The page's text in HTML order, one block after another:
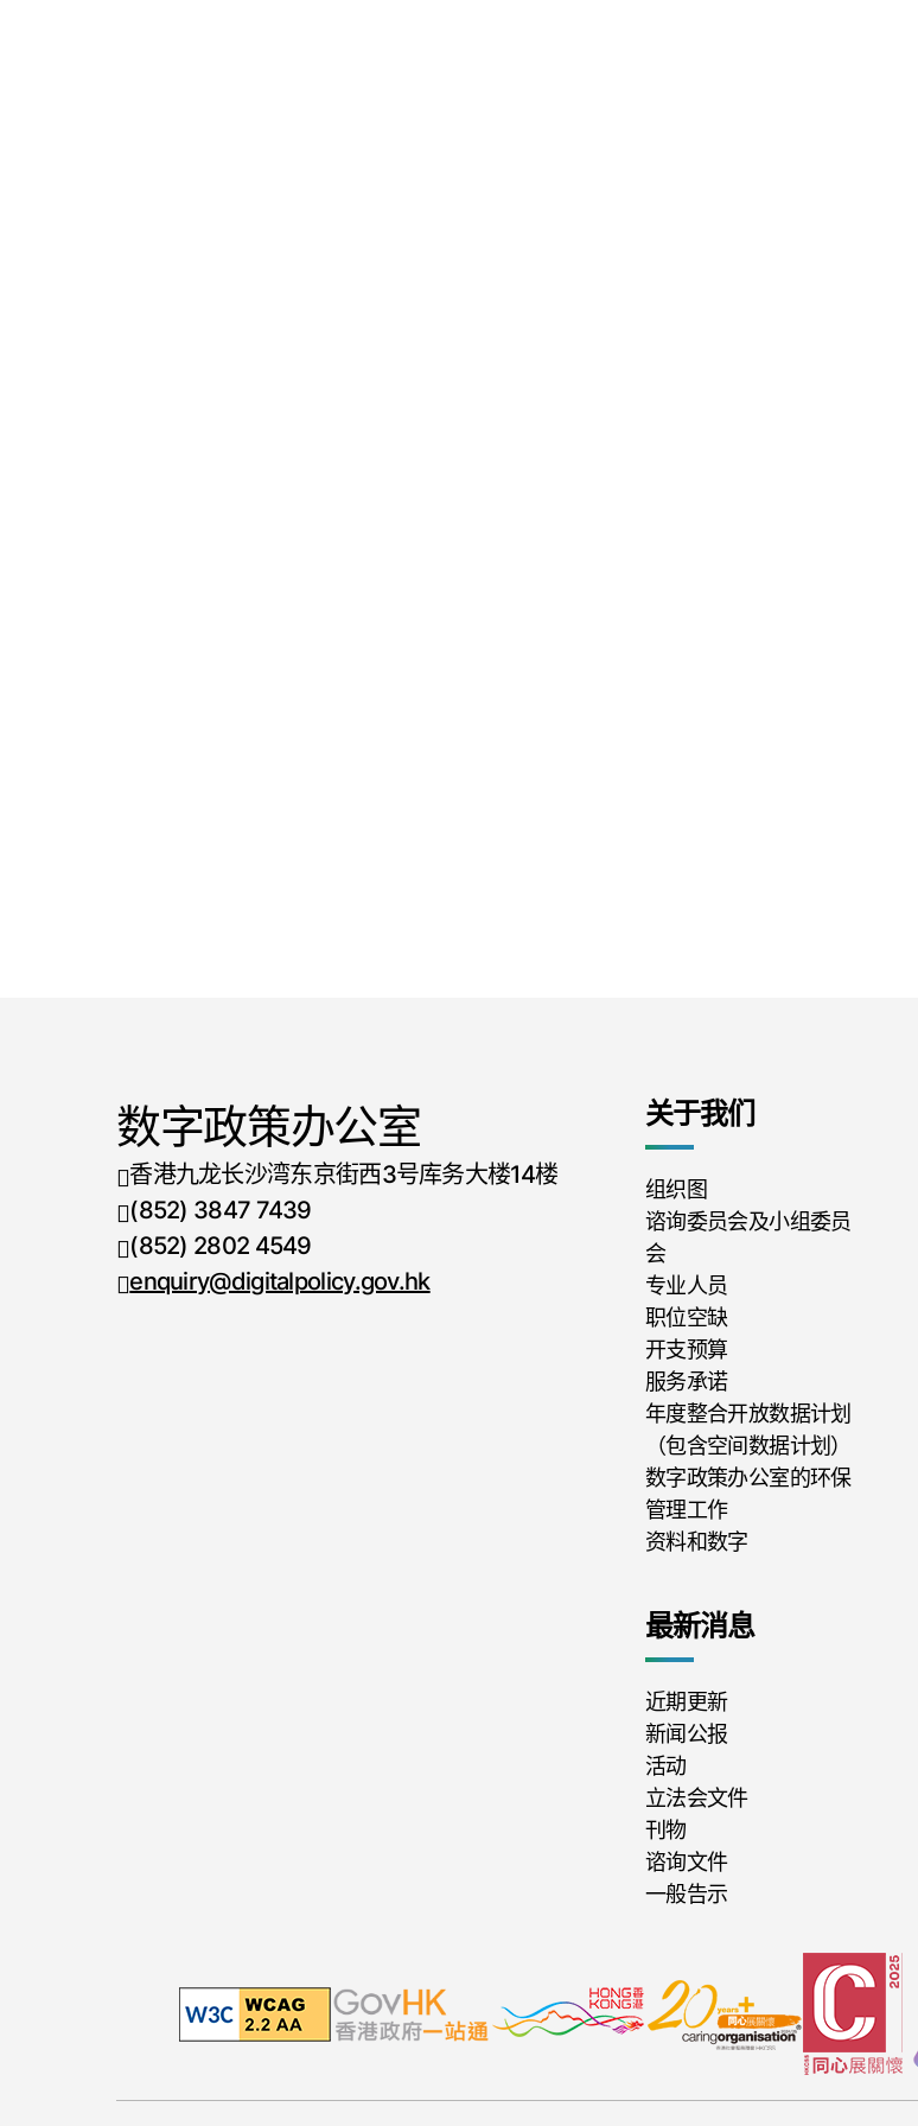
数字政策办公室
香港九龙长沙湾东京街西3号库务大楼14楼
电话号码
(852) 3847 7439
传真号码
(852) 2802 4549
enquiry@digitalpolicy.gov.hk
关于我们
组织图
谘询委员会及小组委员
会
专业人员
职位空缺
开支预算
服务承诺
年度整合开放数据计划
（包含空间数据计划）
数字政策办公室的环保
管理工作
资料和数字
最新消息
近期更新
新闻公报
活动
立法会文件
刊物
谘询文件
一般告示